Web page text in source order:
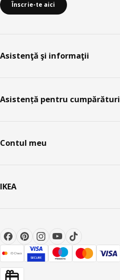
Înscrie-te aici
Asistenţă şi informaţii
Asistență pentru cumpărături
Contul meu
IKEA